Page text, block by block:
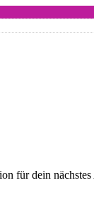
für dein